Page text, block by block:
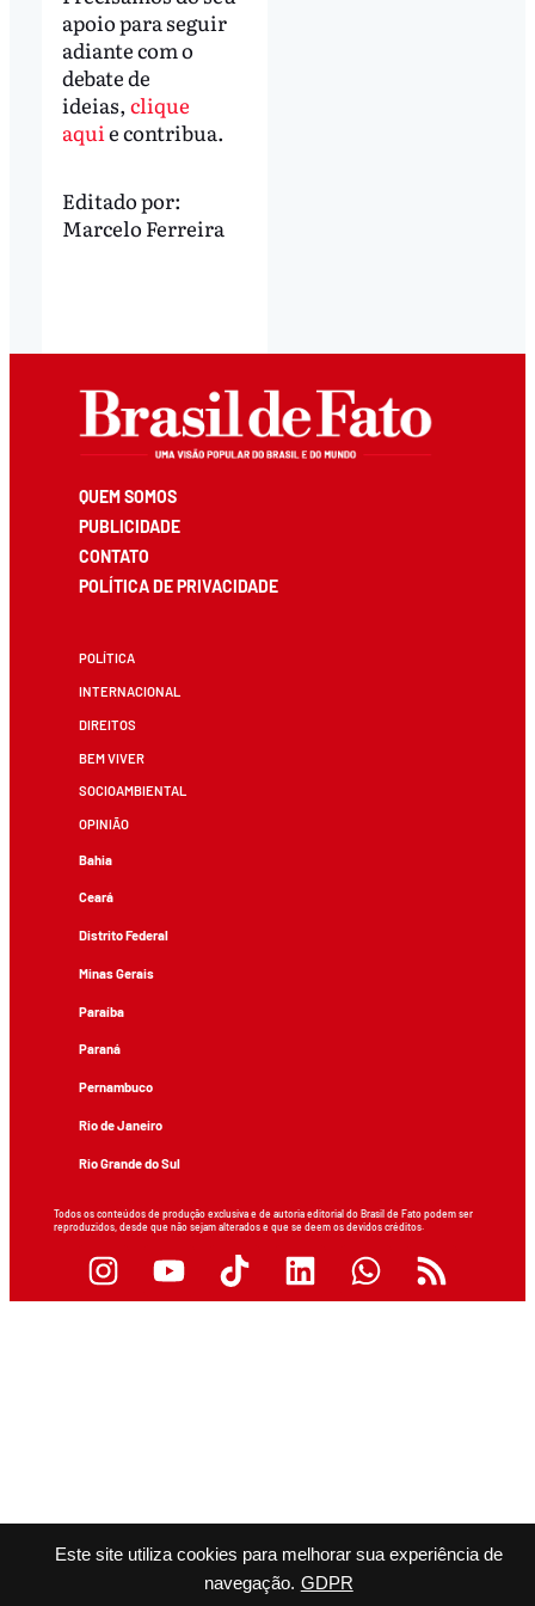
Este site utiliza cookies para melhorar sua experiência de
navegação. GDPR
apoio para seguir
adiante com o
debate de
ideias, clique
aquie contribua.
Editado por:
Marcelo Ferreira
QUEM SOMOS
PUBLICIDADE
CONTATO
POLÍTICA DE PRIVACIDADE
POLÍTICA
INTERNACIONAL
DIREITOS
BEM VIVER
SOCIOAMBIENTAL
OPINIÃO
Bahia
Ceará
Distrito Federal
Minas Gerais
Paraíba
Paraná
Pernambuco
Rio de Janeiro
Rio Grande do Sul
Todos os conteúdos de produção exclusiva e de autoria editorial do Brasil de Fato podem ser
reproduzidos, desde que não sejam alterados e que se deem os devidos créditos.